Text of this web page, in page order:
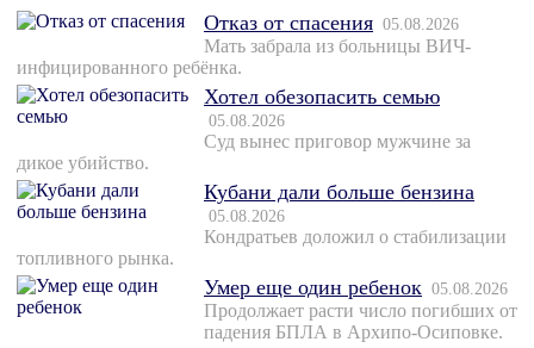
Отказ от спасения 05.08.2026
Мать забрала из больницы ВИЧ-
инфицированного ребёнка.
Хотел обезопасить семью
05.08.2026
Суд вынес приговор мужчине за
дикое убийство.
Кубани дали больше бензина
05.08.2026
Кондратьев доложил о стабилизации
топливного рынка.
Умер еще один ребенок 05.08.2026
Продолжает расти число погибших от
падения БПЛА в Архипо-Осиповке.